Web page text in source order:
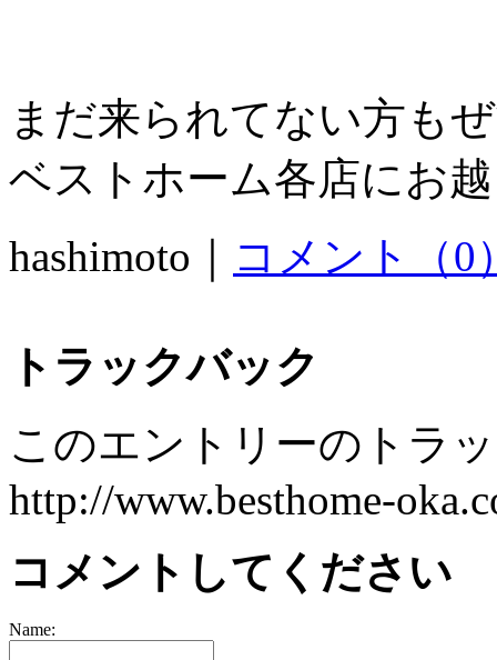
まだ来られてない方も
ベストホーム各店にお
hashimoto｜
コメント（0
トラックバック
このエントリーのトラ
http://www.besthome-
コメントしてください
Name: